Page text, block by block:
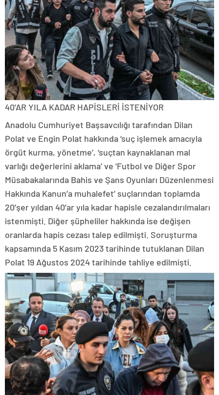
40’AR YILA KADAR HAPİSLERİ İSTENİYOR
Anadolu Cumhuriyet Başsavcılığı tarafından Dilan
Polat ve Engin Polat hakkında ‘suç işlemek amacıyla
örgüt kurma, yönetme’, ‘suçtan kaynaklanan mal
varlığı değerlerini aklama’ ve ‘Futbol ve Diğer Spor
Müsabakalarında Bahis ve Şans Oyunları Düzenlenmesi
Hakkında Kanun’a muhalefet’ suçlarından toplamda
20’şer yıldan 40’ar yıla kadar hapisle cezalandırılmaları
istenmişti. Diğer şüpheliler hakkında ise değişen
oranlarda hapis cezası talep edilmişti. Soruşturma
kapsamında 5 Kasım 2023 tarihinde tutuklanan Dilan
Polat 19 Ağustos 2024 tarihinde tahliye edilmişti.